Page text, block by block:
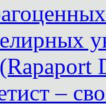
–